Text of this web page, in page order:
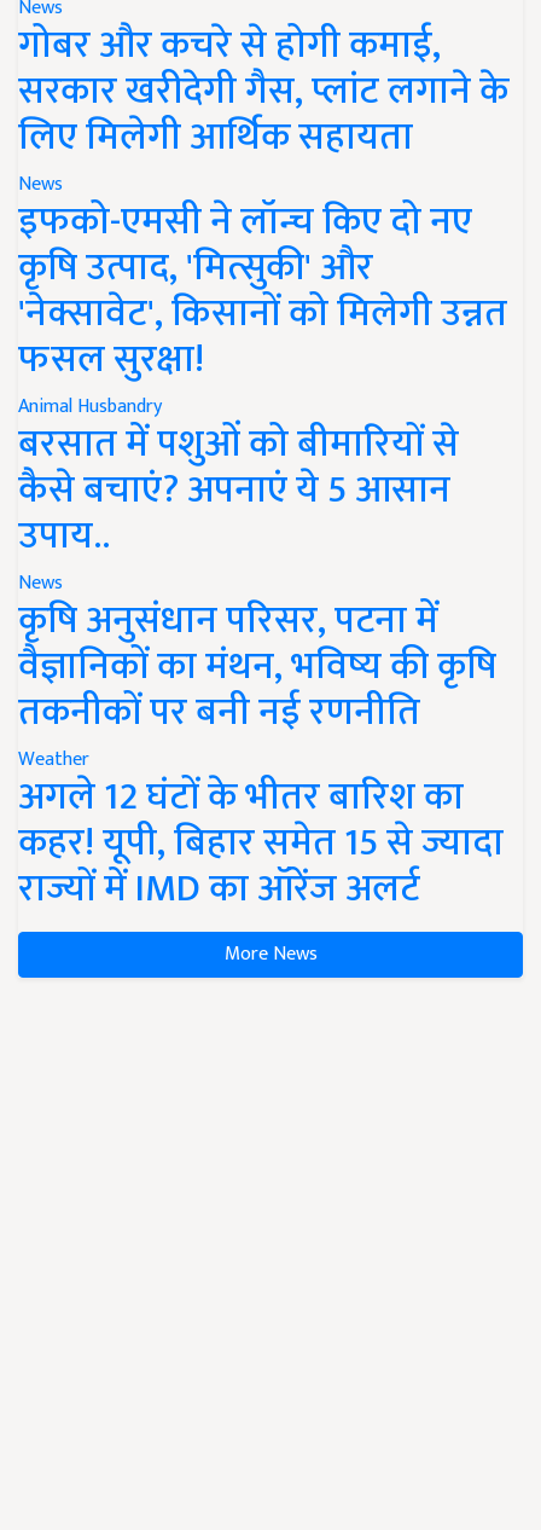
News
गोबर और कचरे से होगी कमाई,
सरकार खरीदेगी गैस, प्लांट लगाने के
लिए मिलेगी आर्थिक सहायता
News
इफको-एमसी ने लॉन्च किए दो नए
कृषि उत्पाद, 'मित्सुकी' और
'नेक्सावेट', किसानों को मिलेगी उन्नत
फसल सुरक्षा!
Animal Husbandry
बरसात में पशुओं को बीमारियों से
कैसे बचाएं? अपनाएं ये 5 आसान
उपाय..
News
कृषि अनुसंधान परिसर, पटना में
वैज्ञानिकों का मंथन, भविष्य की कृषि
तकनीकों पर बनी नई रणनीति
Weather
अगले 12 घंटों के भीतर बारिश का
कहर! यूपी, बिहार समेत 15 से ज्यादा
राज्यों में IMD का ऑरेंज अलर्ट
More News